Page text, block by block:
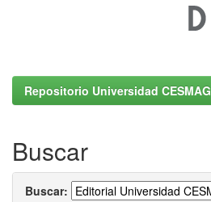
Repositorio Universidad CESMAG
Buscar
Buscar: